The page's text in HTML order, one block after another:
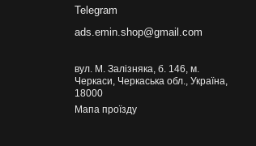
Telegram
ads.emin.shop@gmail.com
вул. М. Залізняка, б. 146, м.
Черкаси, Черкаська обл., Україна,
18000
Мапа проїзду